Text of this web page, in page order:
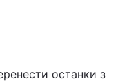
останки з